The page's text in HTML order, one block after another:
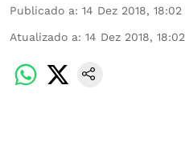
Publicado a: 14 Dez 2018, 18:02
Atualizado a: 14 Dez 2018, 18:02